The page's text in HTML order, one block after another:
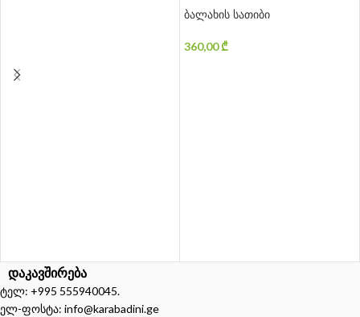
ბალახის სათიბი
360,00₾
დაკავშირება
ტელ: +995 555940045.
ელ-ფოსტა: info@karabadini.ge